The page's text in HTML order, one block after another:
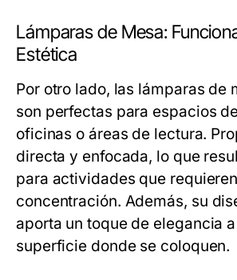
Lámparas de Mesa:
Estética
Por otro lado, las lámparas de
son perfectas para espacios
oficinas o áreas de lectura.
directa y enfocada, lo que
para actividades que requieren
concentración. Además, su
aporta un toque de elegancia
superficie donde se coloquen.